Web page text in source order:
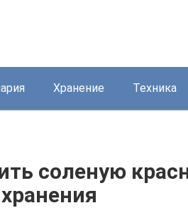
Хранение Техника
соленую